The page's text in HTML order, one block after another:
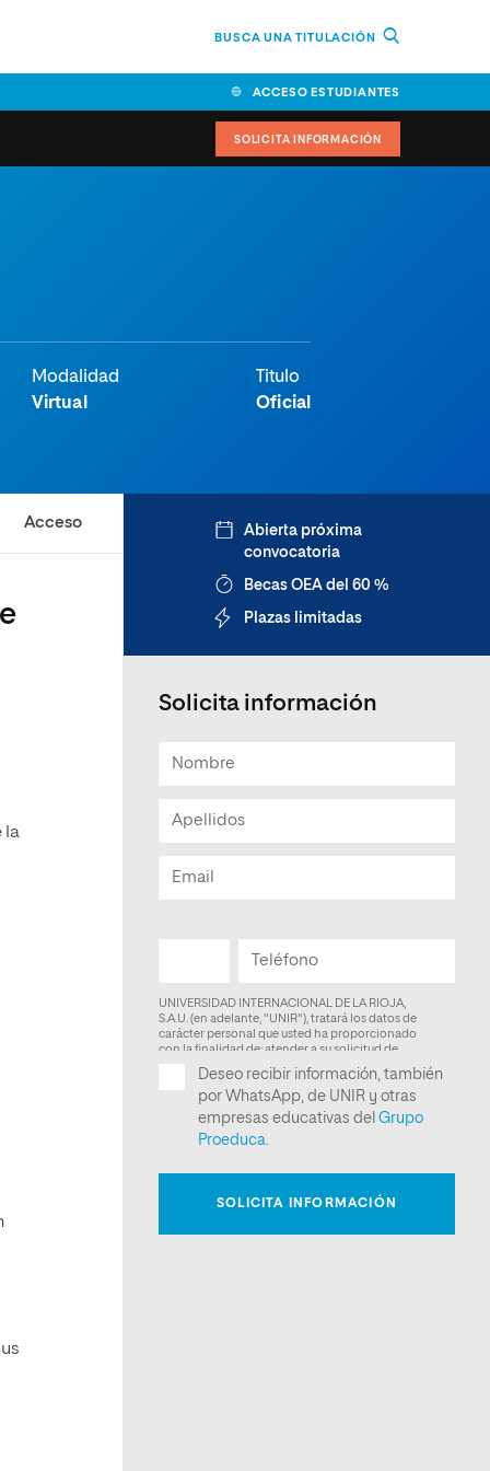
BUSCA UNA TITULACIÓN
ACCESO ESTUDIANTES
SOLICITA INFORMACIÓN
Modalidad
Virtual
Titulo
Oficial
Acceso
la
Abierta próxima
convocatoria
Becas OEA del 60 %
Plazas limitadas
Solicita información